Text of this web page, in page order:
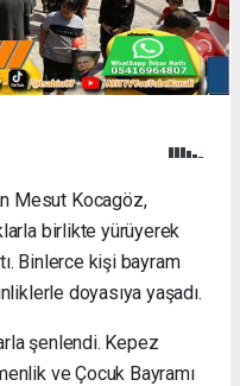
Mesut Kocagöz,
birlikte yürüyerek
Binlerce kişi bayram
doyasıya yaşadı.
şenlendi. Kepez
ve Çocuk Bayramı